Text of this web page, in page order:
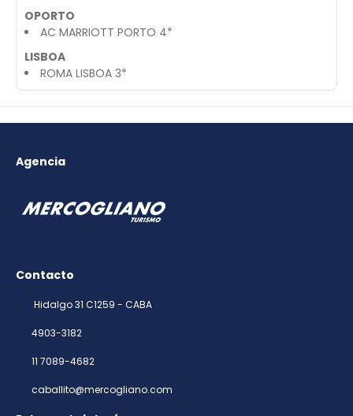
OPORTO
AC MARRIOTT PORTO 4*
LISBOA
ROMA LISBOA 3*
Agencia
Contacto
Hidalgo 31 C1259 - CABA
4903-3182
11 7089-4682
caballito@mercogliano.com